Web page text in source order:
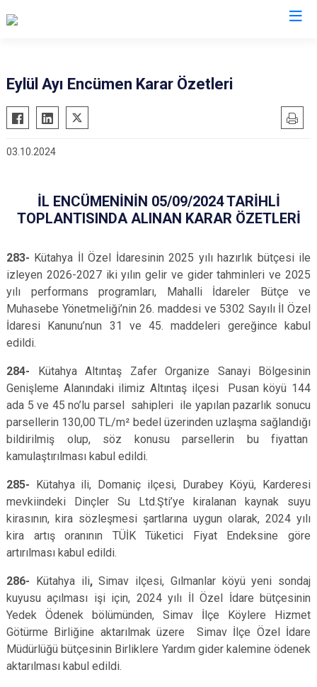
Eylül Ayı Encümen Karar Özetleri
03.10.2024
İL ENCÜMENİNİN 05/09/2024 TARİHLİ
TOPLANTISINDA ALINAN KARAR ÖZETLERİ
283- Kütahya İl Özel İdaresinin 2025 yılı hazırlık bütçesi ile
izleyen 2026-2027 iki yılın gelir ve gider tahminleri ve 2025
yılı performans programları, Mahalli İdareler Bütçe ve
Muhasebe Yönetmeliği’nin 26. maddesi ve 5302 Sayılı İl Özel
İdaresi Kanunu’nun 31 ve 45. maddeleri gereğince kabul
edildi.
284- Kütahya Altıntaş Zafer Organize Sanayi Bölgesinin
Genişleme Alanındaki ilimiz Altıntaş ilçesi Pusan köyü 144
ada 5 ve 45 no’lu parsel sahipleri ile yapılan pazarlık sonucu
parsellerin 130,00 TL/m² bedel üzerinden uzlaşma sağlandığı
bildirilmiş olup, söz konusu parsellerin bu fiyattan
kamulaştırılması kabul edildi.
285- Kütahya ili, Domaniç ilçesi, Durabey Köyü, Karderesi
mevkiindeki Dinçler Su Ltd.Şti’ye kiralanan kaynak suyu
kirasının, kira sözleşmesi şartlarına uygun olarak, 2024 yılı
kira artış oranının TÜİK Tüketici Fiyat Endeksine göre
artırılması kabul edildi.
286- Kütahya ili,Simav ilçesi, Gılmanlar köyü yeni sondaj
kuyusu açılması işi için, 2024 yılı İl Özel İdare bütçesinin
Yedek Ödenek bölümünden, Simav İlçe Köylere Hizmet
Götürme Birliğine aktarılmak üzere Simav İlçe Özel İdare
Müdürlüğü bütçesinin Birliklere Yardım gider kalemine ödenek
aktarılması kabul edildi.